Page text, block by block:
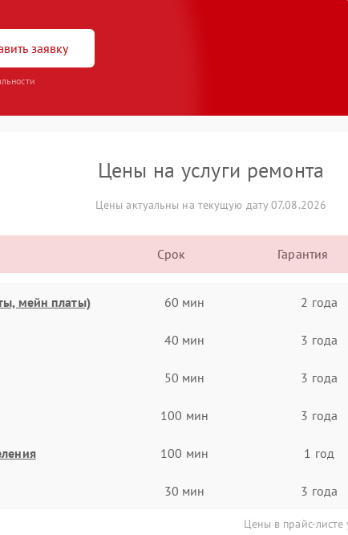
заявку
Цены на услуги ремонта
Цены актуальны на текущую дату 07.08.2026
Срок Гарантия
мейн платы) 60 мин 2 года
40 мин 3 года
50 мин 3 года
100 мин 3 года
100 мин 1 год
30 мин 3 года
Цены в прайс-листе